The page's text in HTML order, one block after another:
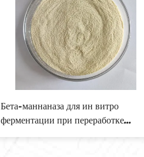
Бета-маннаназа для ин витро
ферментации при переработке
пальмовой и соевой муки